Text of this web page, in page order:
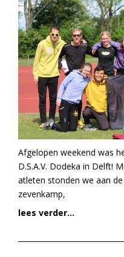
Afgelopen weekend was
D.S.A.V. Dodeka in Delft!
atleten stonden we aan
zevenkamp,
lees verder...